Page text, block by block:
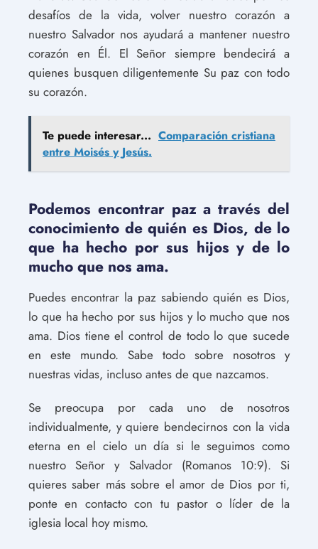
desafíos de la vida, volver nuestro corazón a
nuestro Salvador nos ayudará a mantener nuestro
corazón en Él. El Señor siempre bendecirá a
quienes busquen diligentemente Su paz con todo
su corazón.
Te puede interesar... Comparación cristiana
entre Moisés y Jesús.
Podemos encontrar paz a través del
conocimiento de quién es Dios, de lo
que ha hecho por sus hijos y de lo
mucho que nos ama.
Puedes encontrar la paz sabiendo quién es Dios,
lo que ha hecho por sus hijos y lo mucho que nos
ama. Dios tiene el control de todo lo que sucede
en este mundo. Sabe todo sobre nosotros y
nuestras vidas, incluso antes de que nazcamos.
Se preocupa por cada uno de nosotros
individualmente, y quiere bendecirnos con la vida
eterna en el cielo un día si le seguimos como
nuestro Señor y Salvador (Romanos 10:9). Si
quieres saber más sobre el amor de Dios por ti,
ponte en contacto con tu pastor o líder de la
iglesia local hoy mismo.